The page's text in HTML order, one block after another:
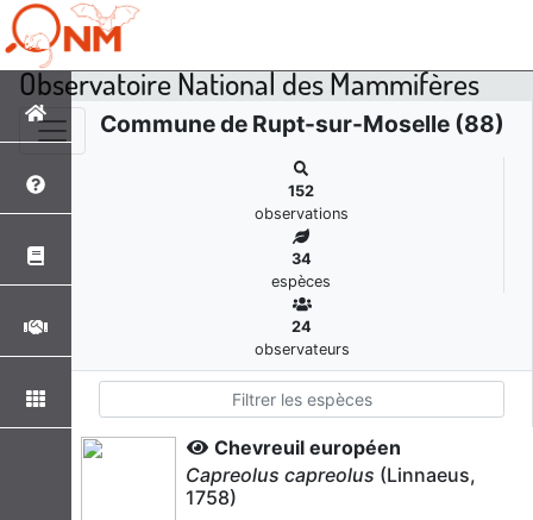
Observatoire National des Mammifères
Commune de Rupt-sur-Moselle (88)
152
observations
34
espèces
24
observateurs
Chevreuil européen
Capreolus capreolus (Linnaeus,
1758)